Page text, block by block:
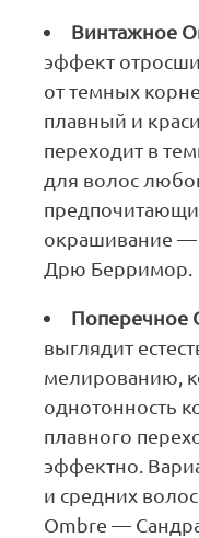
Винтажное
эффект
от темных
плавный и
переходит в
для волос
окрашивание —
Дрю Берримор.
Поперечное
выглядит
мелированию,
однотонность
плавного
эффектно.
и средних
Ombre —